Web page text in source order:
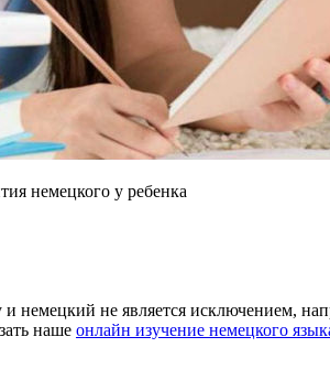
немецкого у ребенка
не является исключением,
наше онлайн изучение немецкого